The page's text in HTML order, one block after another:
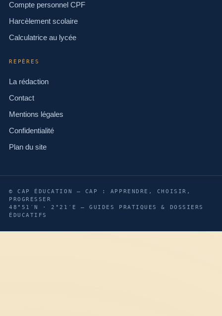
Compte personnel CPF
Harcèlement scolaire
Calculatrice au lycée
REPÈRES
La rédaction
Contact
Mentions légales
Confidentialité
Plan du site
© CAP ÉDUCATION — CAP : APPRENDRE, CHOISIR,
PROGRESSER
48°51′N · 2°21′E — GUIDES PRATIQUES & DOSSIERS
ÉDUCATIFS